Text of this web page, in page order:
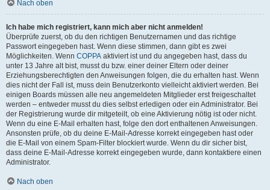
Nach oben
Ich habe mich registriert, kann mich aber nicht anmelden!
Überprüfe zuerst, ob du den richtigen Benutzernamen und das richtige
Passwort eingegeben hast. Wenn diese stimmen, dann gibt es zwei
Möglichkeiten. Wenn COPPA aktiviert ist und du angegeben hast, dass du
unter 13 Jahre alt bist, musst du bzw. einer deiner Eltern oder deiner
Erziehungsberechtigten den Anweisungen folgen, die du erhalten hast. Wenn
dies nicht der Fall ist, muss dein Benutzerkonto vielleicht aktiviert werden. Bei
einigen Boards müssen alle neu angemeldeten Mitglieder erst freigeschaltet
werden – entweder musst du dies selbst erledigen oder ein Administrator. Bei
der Registrierung wurde dir mitgeteilt, ob eine Aktivierung nötig ist oder nicht.
Wenn du eine E-Mail erhalten hast, folge den dort enthaltenen Anweisungen.
Ansonsten prüfe, ob du deine E-Mail-Adresse korrekt eingegeben hast oder
die E-Mail von einem Spam-Filter blockiert wurde. Wenn du dir sicher bist,
dass deine E-Mail-Adresse korrekt eingegeben wurde, dann kontaktiere einen
Administrator.
Nach oben